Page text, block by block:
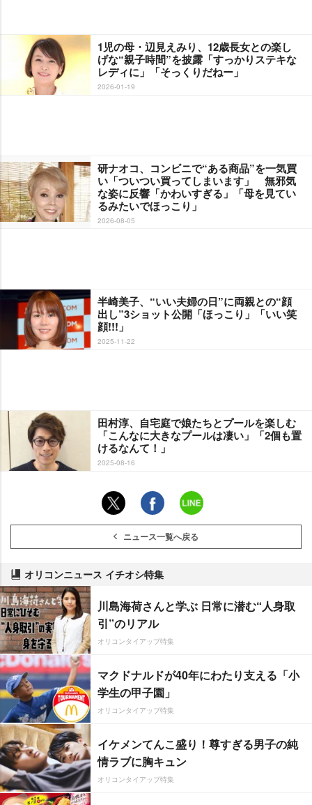
1児の母・辺見えみり、12歳長女との楽し
げな“親子時間”を披露「すっかりステキな
レディに」「そっくりだねー」
2026-01-19
研ナオコ、コンビニで“ある商品”を一気買
い「ついつい買ってしまいます」 無邪気
な姿に反響「かわいすぎる」「母を見てい
るみたいでほっこり」
2026-08-05
半崎美子、“いい夫婦の日”に両親との“顔
出し”3ショット公開「ほっこり」「いい笑
顔!!!」
2025-11-22
田村淳、自宅庭で娘たちとプールを楽しむ
「こんなに大きなプールは凄い」「2個も置
けるなんて！」
2025-08-16
ニュース一覧へ戻る
オリコンニュース イチオシ特集
川島海荷さんと学ぶ 日常に潜む“人身取
引”のリアル
オリコンタイアップ特集
マクドナルドが40年にわたり支える「小
学生の甲子園」
オリコンタイアップ特集
イケメンてんこ盛り！尊すぎる男子の純
情ラブに胸キュン
オリコンタイアップ特集